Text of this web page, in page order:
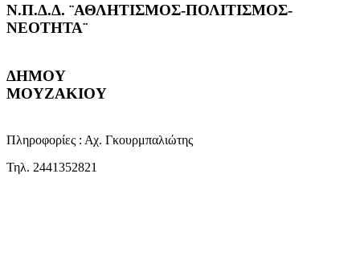
Ν.Π.Δ.Δ. ¨ΑΘΛΗΤΙΣΜΟΣ-ΠΟΛΙΤΙΣΜΟΣ-
ΝΕΟΤΗΤΑ¨
ΔΗΜΟΥ
Πληροφορίες : Αχ. Γκουρμπαλιώτης
Τηλ. 2441352821